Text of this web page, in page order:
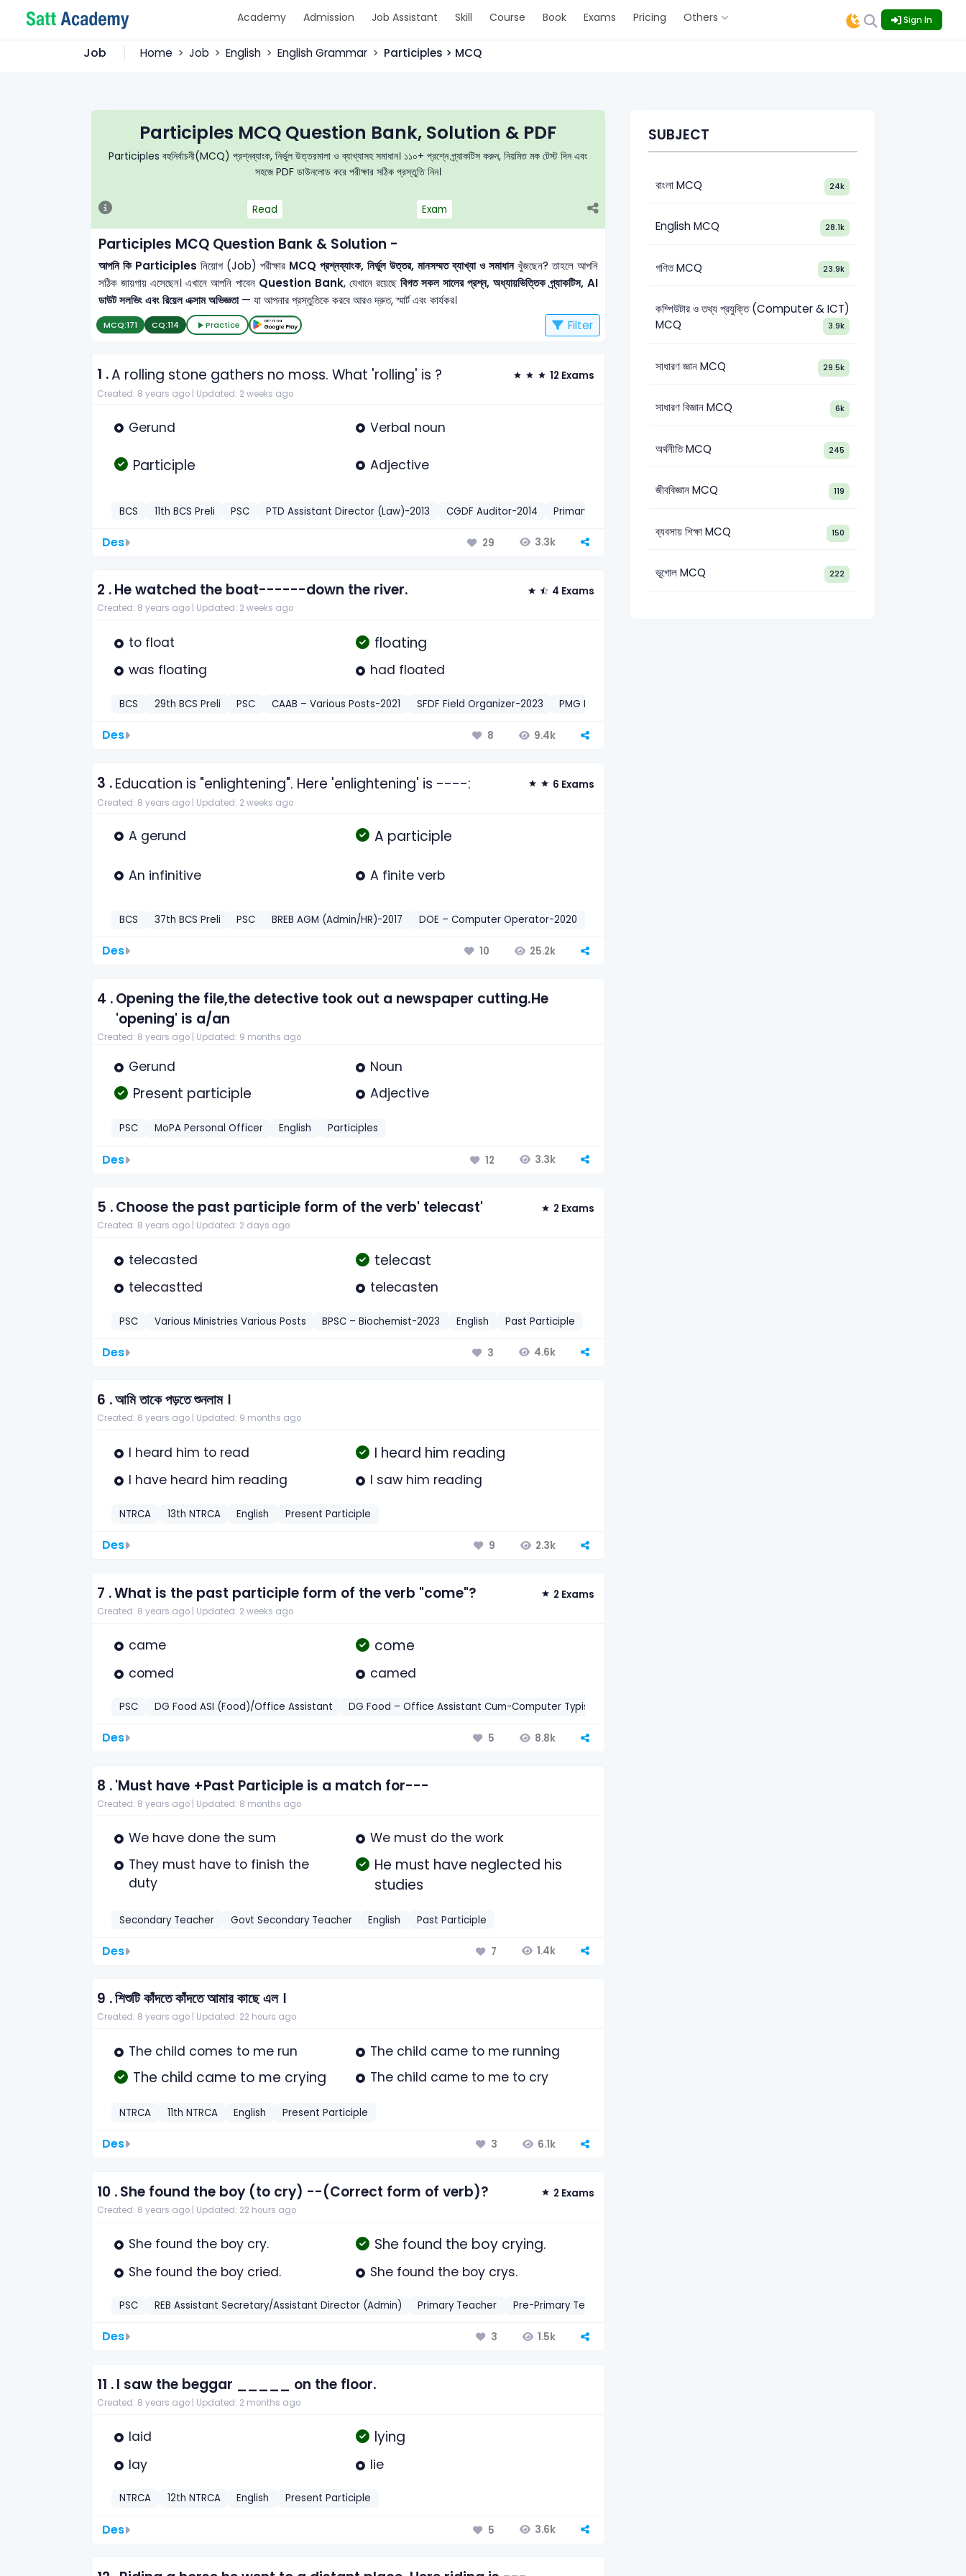
Academy Admission Job Assistant Skill Course Book Exams Pricing Others Sign In
Job Home Job English English Grammar Participles > MCQ
Participles MCQ Question Bank, Solution & PDF
Participles বহুনির্বাচনী(MCQ) প্রশ্নব্যাংক, নির্ভুল উত্তরমালা ও ব্যাখ্যাসহ সমাধান। ১১০+ প্রশ্নে প্র্যাকটিস করুন, নিয়মিত মক টেস্ট দিন এবং
সহজে PDF ডাউনলোড করে পরীক্ষার সঠিক প্রস্তুতি নিন।
Read Exam
Participles MCQ Question Bank & Solution -
আপনি কি Participles নিয়োগ (Job) পরীক্ষার MCQ প্রশ্নব্যাংক, নির্ভুল উত্তর, মানসম্মত ব্যাখ্যা ও সমাধানখুঁজছেন? তাহলে আপনি
সঠিক জায়গায় এসেছেন। এখানে আপনি পাবেন Question Bank, যেখানে রয়েছেবিগত সকল সালের প্রশ্ন, অধ্যায়ভিত্তিক প্র্যাকটিস, AI
ডাউট সলভিং এবং রিয়েল এক্সাম অভিজ্ঞতা— যা আপনার প্রস্তুতিকে করবে আরও দ্রুত, স্মার্ট এবং কার্যকর।
MCQ:171 CQ:114 Practice Filter
1 .A rolling stone gathers no moss. What 'rolling' is ? 12 Exams
Created: 8 years ago | Updated: 2 weeks ago
Gerund Verbal noun
Participle Adjective
BCS 11th BCS Preli PSC PTD Assistant Director (Law)-2013 CGDF Auditor-2014 Primary Teacher
Des 29 3.3k
2 .He watched the boat------down the river. 4 Exams
Created: 8 years ago | Updated: 2 weeks ago
to float floating
was floating had floated
BCS 29th BCS Preli PSC CAAB – Various Posts-2021 SFDF Field Organizer-2023 PMG Rajshahi Postman-2026
Des 8 9.4k
3 .Education is "enlightening". Here 'enlightening' is ----: 6 Exams
Created: 8 years ago | Updated: 2 weeks ago
A gerund A participle
An infinitive A finite verb
BCS 37th BCS Preli PSC BREB AGM (Admin/HR)-2017 DOE – Computer Operator-2020
Des 10 25.2k
4 .Opening the file,the detective took out a newspaper cutting.He
'opening' is a/an
Created: 8 years ago | Updated: 9 months ago
Gerund Noun
Present participle Adjective
PSC MoPA Personal Officer English Participles
Des 12 3.3k
5 .Choose the past participle form of the verb' telecast' 2 Exams
Created: 8 years ago | Updated: 2 days ago
telecasted telecast
telecastted telecasten
PSC Various Ministries Various Posts BPSC – Biochemist-2023 English Past Participle
Des 3 4.6k
6 .আমি তাকে পড়তে শুনলাম ।
Created: 8 years ago | Updated: 9 months ago
I heard him to read I heard him reading
I have heard him reading I saw him reading
NTRCA 13th NTRCA English Present Participle
Des 9 2.3k
7 .What is the past participle form of the verb "come"? 2 Exams
Created: 8 years ago | Updated: 2 weeks ago
came come
comed camed
PSC DG Food ASI (Food)/Office Assistant DG Food – Office Assistant Cum-Computer Typist-2014
Des 5 8.8k
8 .'Must have +Past Participle is a match for---
Created: 8 years ago | Updated: 8 months ago
We have done the sum
We must do the work
They must have to finish the
duty
He must have neglected his
studies
Secondary Teacher Govt Secondary Teacher English Past Participle
Des 7 1.4k
9 .শিশুটি কাঁদতে কাঁদতে আমার কাছে এল ।
Created: 8 years ago | Updated: 22 hours ago
The child comes to me run The child came to me running
The child came to me crying The child came to me to cry
NTRCA 11th NTRCA English Present Participle
Des 3 6.1k
10 .She found the boy (to cry) --(Correct form of verb)? 2 Exams
Created: 8 years ago | Updated: 22 hours ago
She found the boy cry. She found the boy crying.
She found the boy cried. She found the boy crys.
PSC REB Assistant Secretary/Assistant Director (Admin) Primary Teacher Pre-Primary Teacher-2013
Des 3 1.5k
11 .I saw the beggar _____ on the floor.
Created: 8 years ago | Updated: 2 months ago
laid lying
lay lie
NTRCA 12th NTRCA English Present Participle
Des 5 3.6k
SUBJECT
বাংলা MCQ 24k
English MCQ 28.1k
গণিত MCQ 23.9k
কম্পিউটার ও তথ্য প্রযুক্তি (Computer & ICT)
MCQ
3.9k
সাধারণ জ্ঞান MCQ 29.5k
সাধারণ বিজ্ঞান MCQ 6k
অর্থনীতি MCQ 245
জীববিজ্ঞান MCQ 119
ব্যবসায় শিক্ষা MCQ 150
ভূগোল MCQ 222